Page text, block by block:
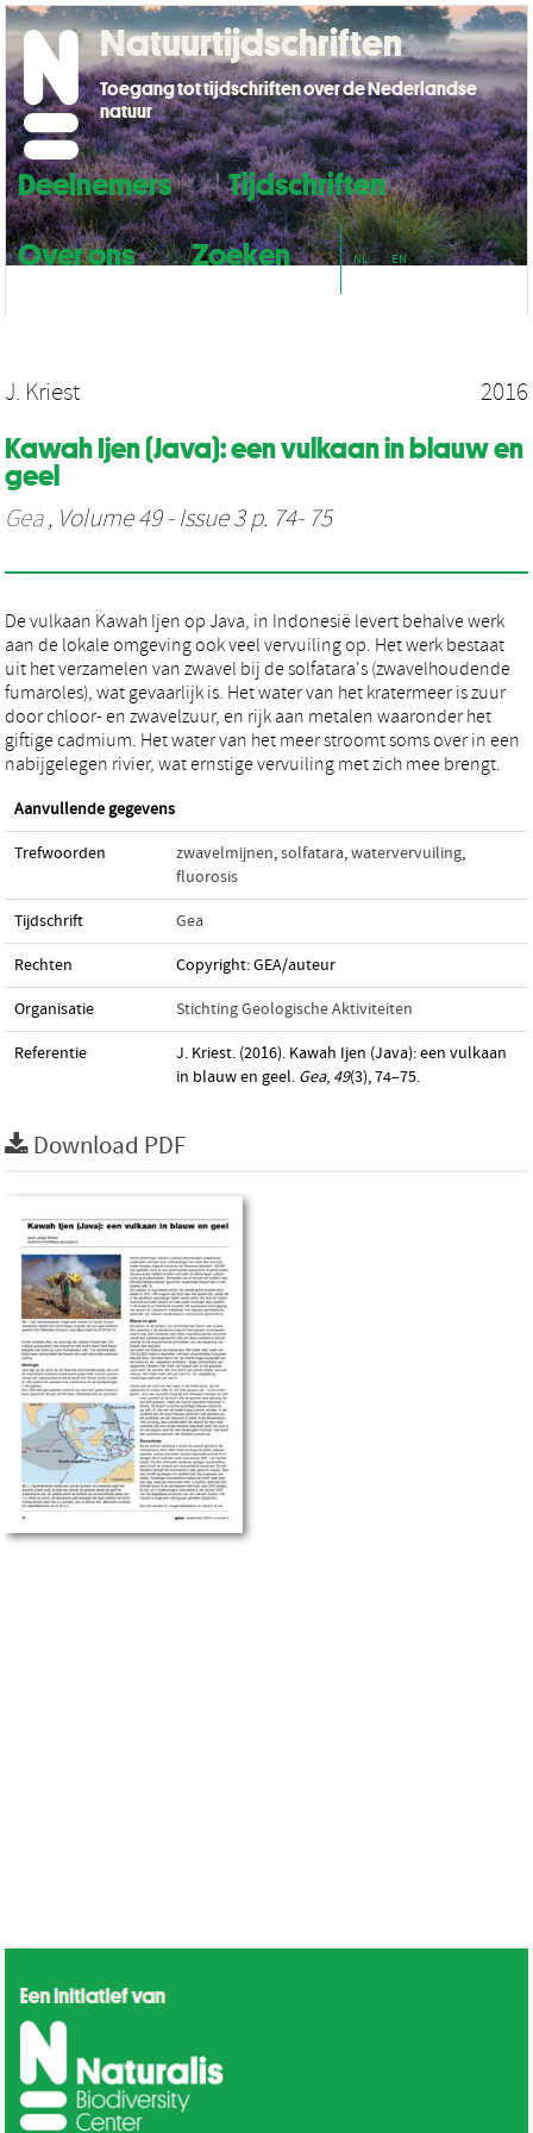
Deelnemers
Tijdschriften
Over ons
Zoeken NL EN
Natuurtijdschriften
Toegang tot tijdschriften over de Nederlandse
natuur
J. Kriest 2016
Kawah Ijen (Java): een vulkaan in blauw en
geel
Gea, Volume 49 - Issue 3 p. 74- 75
De vulkaan Kawah Ijen op Java, in Indonesië levert behalve werk
aan de lokale omgeving ook veel vervuiling op. Het werk bestaat
uit het verzamelen van zwavel bij de solfatara's (zwavelhoudende
fumaroles), wat gevaarlijk is. Het water van het kratermeer is zuur
door chloor- en zwavelzuur, en rijk aan metalen waaronder het
giftige cadmium. Het water van het meer stroomt soms over in een
nabijgelegen rivier, wat ernstige vervuiling met zich mee brengt.
Aanvullende gegevens
Trefwoorden zwavelmijnen,solfatara,watervervuiling,
fluorosis
Tijdschrift Gea
Rechten Copyright: GEA/auteur
Organisatie Stichting Geologische Aktiviteiten
Referentie
J. Kriest. (2016). Kawah Ijen (Java): een vulkaan
in blauw en geel. Gea, 49(3), 74–75.
Download PDF